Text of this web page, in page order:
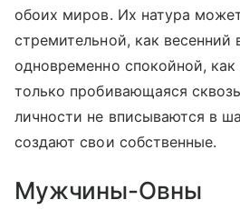
обоих миров. Их натура
стремительной, как весенний
одновременно спокойной, как
только пробивающаяся
личности не вписываются в
создают свои собственные.
Мужчины-Овны